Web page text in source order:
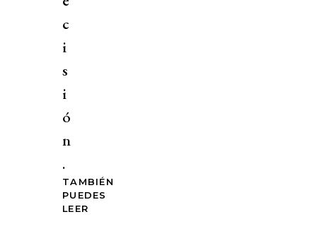
c
i
s
i
ó
n
.
TAMBIÉN
PUEDES
LEER